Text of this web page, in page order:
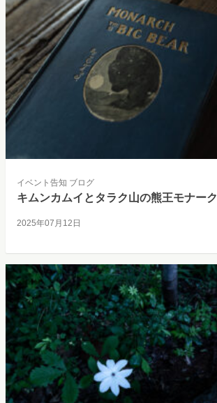
イベント告知 ブログ
キムンカムイとタラク山の熊王モナーク
2025年07月12日